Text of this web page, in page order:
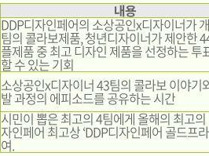
내용
DDP디자인페어의 소상공인x디자이너가
팀의 콜라보제품, 청년디자이너가 제안한
플제품 중 최고 디자인 제품을 선정하는 투
할 수 있는 기회
소상공인x디자이너 43팀의 콜라보 이야기
발 과정의 에피소드를 공유하는 시간
시민이 뽑은 최고의 4팀에게 올해의 최고
자인페어 최고상 ‘DDP디자인페어 골드프
여.